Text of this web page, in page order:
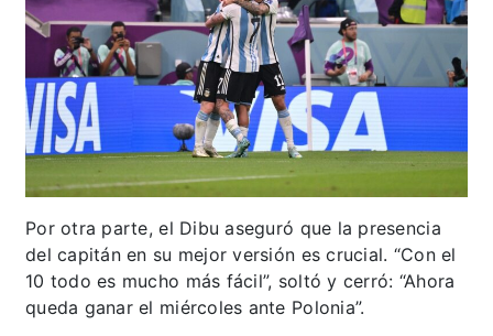
Por otra parte, el Dibu aseguró que la presencia
del capitán en su mejor versión es crucial. “Con el
10 todo es mucho más fácil”, soltó y cerró: “Ahora
queda ganar el miércoles ante Polonia”.